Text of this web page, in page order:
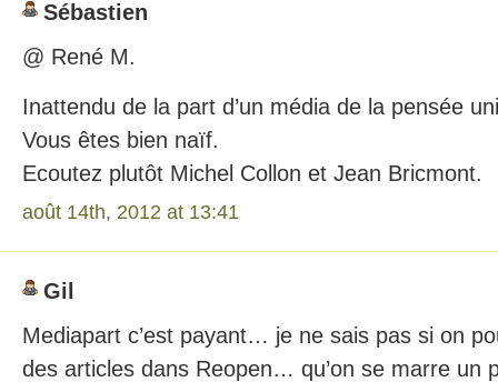
Sébastien
@ René M.
Inattendu de la part d’un média de la pensée
Vous êtes bien naïf.
Ecoutez plutôt Michel Collon et Jean Bricmont.
août 14th, 2012 at 13:41
Gil
Mediapart c’est payant… je ne sais pas si on
des articles dans Reopen… qu’on se marre un